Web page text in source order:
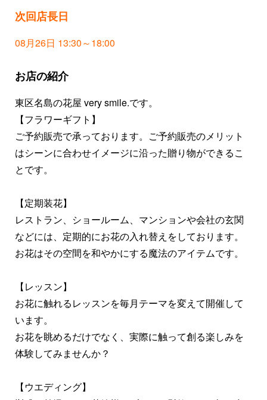
次回店長日
08月26日 13:30～18:00
お店の紹介
東区名島の花屋 very smile.です。
【フラワーギフト】
ご予約販売で承っております。ご予約販売のメリット
はシーンに合わせイメージに沿った贈り物ができるこ
とです。
【定期装花】
レストラン、ショールーム、マンションや会社の玄関
などには、定期的にお花の入れ替えをしております。
お花はその空間を和やかにする魔法のアイテムです。
【レッスン】
お花に触れるレッスンを毎月テーマを変えて開催して
います。
お花を眺めるだけでなく、実際に触って創る楽しみを
体験してみませんか？
【ウエディング】